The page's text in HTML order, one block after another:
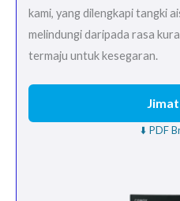
kami, yang dilengkapi tangki
melindungi daripada rasa
termaju untuk kesegaran.
⬇️ PDF